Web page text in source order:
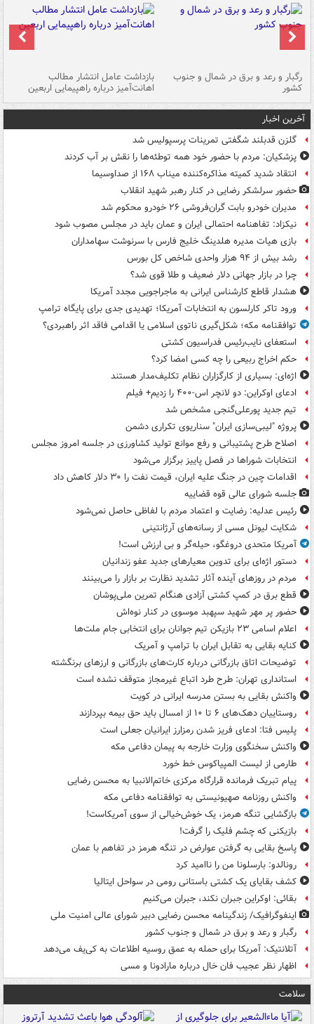
رگبار و رعد و برق در شمال و جنوب
کشور
بازداشت عامل انتشار مطالب
اهانت‌آمیز درباره راهپیمایی اربعین
آخرین اخبار
گلزن قدبلند شگفتی تمرینات پرسپولیس شد
پزشکیان: مردم با حضور خود همه توطئه‌ها را نقش بر آب کردند
انتقاد شدید کمیته مذاکره‌کننده میناب ۱۶۸ از صداوسیما
حضور سرلشکر رضایی در کنار رهبر شهید انقلاب
مدیران خودرو بابت گران‌فروشی ۲۶ خودرو محکوم شد
نیکزاد: تفاهنامه احتمالی ایران و عمان باید در مجلس مصوب شود
بازی هیات مدیره هلدینگ خلیج فارس با سرنوشت سهامداران
رشد بیش از ۹۴ هزار واحدی شاخص کل بورس
چرا در بازار جهانی دلار ضعیف و طلا قوی شد؟
هشدار قاطع کارشناس ایرانی به ماجراجویی مجدد آمریکا
ورود تاکر کارلسون به انتخابات آمریکا؛ تهدیدی جدی برای پایگاه ترامپ
توافقنامه مکه؛ شکل‌گیری ناتوی اسلامی یا اقدامی فاقد اثر راهبردی؟
استعفای نایب‌رئیس فدراسیون کشتی
حکم اخراج ربیعی را چه کسی امضا کرد؟
اژه‌ای: بسیاری از کارگزاران نظام تکلیف‌مدار هستند
ادعای اوکراین: دو لانچر اس-۴۰۰ را زدیم+ فیلم
تیم جدید پورعلی‌گنجی مشخص شد
پروژه "لیبی‌سازی ایران" سناریوی تکراری دشمن
اصلاح طرح پشتیبانی و رفع موانع تولید کشاورزی در جلسه امروز مجلس
انتخابات شوراها در فصل پاییز برگزار می‌شود
اقدامات چین در جنگ علیه ایران، قیمت نفت را ۳۰ دلار کاهش داد
جلسه شورای عالی قوه قضاییه
رئیس عدلیه: رضایت و اعتماد مردم با لفاظی حاصل نمی‌شود
شکایت لیونل مسی از رسانه‌های آرژانتینی
آمریکا متحدی دروغگو، حیله‌گر و بی ارزش است!
دستور اژه‌ای برای تدوین معیارهای جدید عفو زندانیان
مردم در روزهای آینده آثار تشدید نظارت بر بازار را می‌بینند
قطع برق در کمپ کشتی آزادی هنگام تمرین ملی‌پوشان
حضور پر مهر شهید سپهبد موسوی در کنار نوه‌اش
اعلام اسامی ۲۳ بازیکن تیم جوانان برای انتخابی جام ملت‌ها
کنایه بقایی به تقابل ایران با ترامپ و آمریک
توضیحات اتاق بازرگانی درباره کارت‌های بازرگانی و ارزهای برنگشته
استانداری تهران: طرح طرد اتباع غیرمجاز متوقف نشده است
واکنش بقایی به بستن مدرسه ایرانی در کویت
روستاییان دهک‌های ۶ تا ۱۰ از امسال باید حق بیمه بپردازند
پلیس فتا: ادعای فریز شدن رمزارز ایرانیان جعلی است
واکنش سخنگوی وزارت خارجه به پیمان دفاعی مکه
طارمی از لیست المپیاکوس خط خورد
پیام تبریک فرمانده قرارگاه مرکزی خاتم‌الانبیا به محسن رضایی
واکنش روزنامه صهیونیستی به توافقنامه دفاعی مکه
بازگشایی تنگه هرمز، یک خوش‌خیالی از سوی آمریکاست!
بازیکنی که چشم فلیک را گرفت!
پاسخ بقایی به گرفتن عوارض در تنگه هرمز در تفاهم با عمان
رونالدو: بارسلونا من را ناامید کرد
کشف بقایای یک کشتی باستانی رومی در سواحل ایتالیا
بقائی: اوکراین جبران نکند، جبران می‌کنیم
اینفوگرافیک/ زندگینامه محسن رضایی دبیر شورای عالی امنیت‌ ملی
رگبار و رعد و برق در شمال و جنوب کشور
آتلانتیک: آمریکا برای حمله به عمق روسیه اطلاعات به کی‌یف می‌دهد
اظهار نظر عجیب فان خال درباره مارادونا و مسی
سلامت